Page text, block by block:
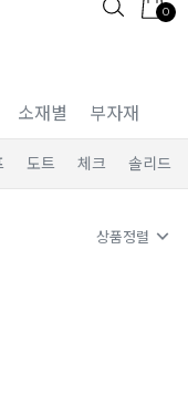
인 쿠폰 0
소재별 부자재
도트 체크 솔리드
상품정렬